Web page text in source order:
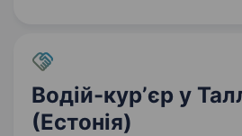
Водій-курʼєр у
(Естонія)